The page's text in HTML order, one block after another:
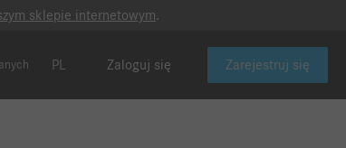
sklepie internetowym.
PL Zaloguj się Zarejestruj się